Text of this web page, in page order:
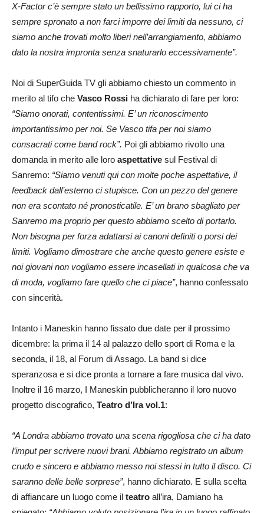
X-Factor c’è sempre stato un bellissimo rapporto, lui ci ha
sempre spronato a non farci imporre dei limiti da nessuno, ci
siamo anche trovati molto liberi nell’arrangiamento, abbiamo
dato la nostra impronta senza snaturarlo eccessivamente”.
Noi di SuperGuida TV gli abbiamo chiesto un commento in
merito al tifo che Vasco Rossi ha dichiarato di fare per loro:
“Siamo onorati, contentissimi. E’ un riconoscimento
importantissimo per noi. Se Vasco tifa per noi siamo
consacrati come band rock”. Poi gli abbiamo rivolto una
domanda in merito alle loro aspettative sul Festival di
Sanremo: “Siamo venuti qui con molte poche aspettative, il
feedback dall’esterno ci stupisce. Con un pezzo del genere
non era scontato né pronosticatile. E’ un brano sbagliato per
Sanremo ma proprio per questo abbiamo scelto di portarlo.
Non bisogna per forza adattarsi ai canoni definiti o porsi dei
limiti. Vogliamo dimostrare che anche questo genere esiste e
noi giovani non vogliamo essere incasellati in qualcosa che va
di moda, vogliamo fare quello che ci piace”, hanno confessato
con sincerità.
Intanto i Maneskin hanno fissato due date per il prossimo
dicembre: la prima il 14 al palazzo dello sport di Roma e la
seconda, il 18, al Forum di Assago. La band si dice
speranzosa e si dice pronta a tornare a fare musica dal vivo.
Inoltre il 16 marzo, I Maneskin pubblicheranno il loro nuovo
progetto discografico, Teatro d’Ira vol.1:
“A Londra abbiamo trovato una scena rigogliosa che ci ha dato
l’imput per scrivere nuovi brani. Abbiamo registrato un album
crudo e sincero e abbiamo messo noi stessi in tutto il disco. Ci
saranno delle belle sorprese”, hanno dichiarato. E sulla scelta
di affiancare un luogo come il teatro all’ira, Damiano ha